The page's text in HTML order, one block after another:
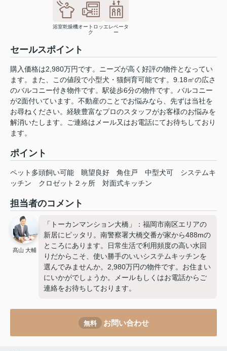
浴室乾燥機オートロッ
ク
エレベータ
ー
セールスポイント
購入価格は2,980万円です。ニーズが高く好評の物件となってい
ます。また、この値段で小型犬・猫飼育可能です。9.18㎡の広さ
のバルコニー付き物件です。駅徒歩6分の物件です。バルコニー
が2面付いています。不動産のことでお悩みなら、先ずは当社を
お尋ねください。経験豊富なプロのスタッフがお客様のお悩みを
解消いたします。ご連絡はメール又はお電話にてお待ちしており
ます。
ポイント
ペット多頭飼い可能 眺望良好 角住戸 中型犬可
システムキ
ッチン
クロゼット２ヶ所 対面式キッチン
担当者のコメント
髙山 大輔
「トーカンマンション大橋」：福岡市南区エリアの
新居にピッタリ。南警察署大橋交番が家から488mの
ところにあります。日常生活で利用頻度の高い水回
りだからこそ、使い勝手のいいシステムキッチンを
選んでみませんか。2,980万円の物件です。お住まい
にいかがでしょうか。メールもしくはお電話からご
連絡をお待ちしております。
無料 お問い合わせ